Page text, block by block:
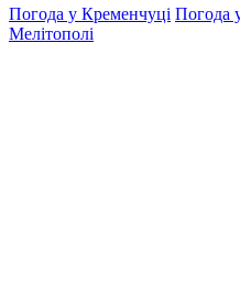
Погода у Кременчуці Погода
Мелітополі